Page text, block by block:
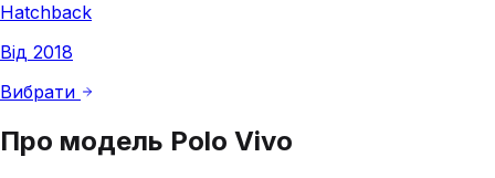
Hatchback
Від 2018
Вибрати
Про модель Polo Vivo